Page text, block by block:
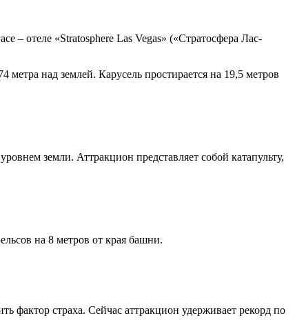
– отеле «Stratosphere Las Vegas» («Стратосфера Лас-
над землей. Карусель простирается на 19,5 метров
земли. Аттракцион представляет собой катапульту,
на 8 метров от края башни.
фактор страха. Сейчас аттракцион удерживает рекорд по